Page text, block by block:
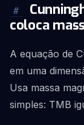
#
coloca
A equação de
em uma
Usa massa
simples: TMB